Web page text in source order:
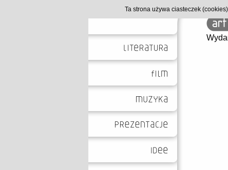
Ta strona używa ciasteczek